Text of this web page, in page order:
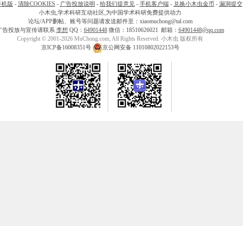
版 - 清除COOKIES - 广告投放说明 - 给我们提意见- 手机客户端- 兑换小木虫金币 - 漏洞提交
小木虫,学术科研互动社区,为中国学术科研免费提供动力
论坛/APP删帖、账号等问题请发送邮件至：xiaomuchong@tal.com
告投放与宣传请联系 李想 QQ： 64901448微信：18510626021 邮箱： 64901448@qq.com
Copyright © 2001-2026 MuChong.com, All Rights Reserved. 小木虫 版权所有
京ICP备16008351号
京公网安备 11010802022153号